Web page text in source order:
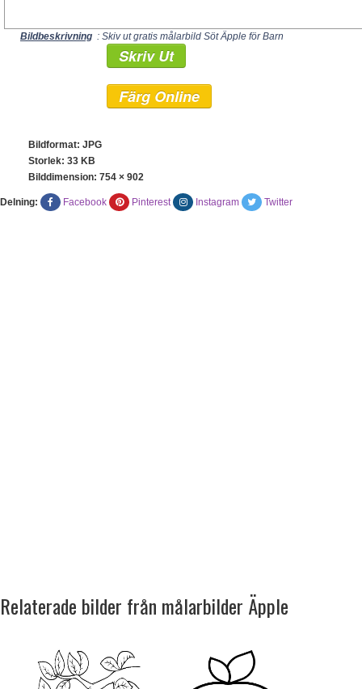
Bildbeskrivning : Skiv ut gratis målarbild Söt Äpple för Barn
Skriv Ut
Färg Online
Bildformat: JPG
Storlek: 33 KB
Bilddimension: 754 × 902
Delning: Facebook Pinterest Instagram Twitter
Relaterade bilder från målarbilder Äpple